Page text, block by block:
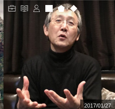
2017/01/27